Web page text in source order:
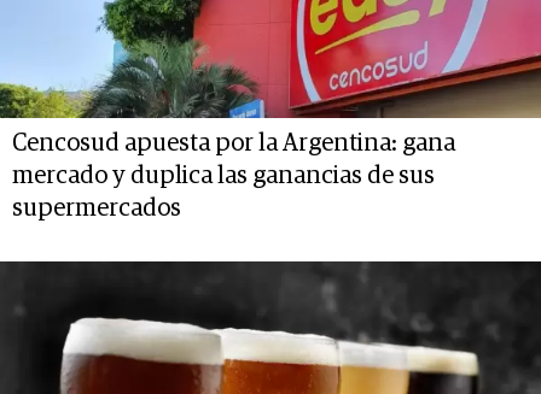
Cencosud apuesta por la Argentina: gana
mercado y duplica las ganancias de sus
supermercados